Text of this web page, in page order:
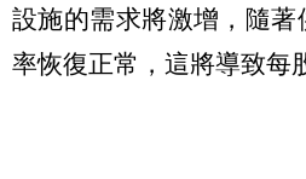
設施的需求將激增，隨著
率恢復正常，這將導致每